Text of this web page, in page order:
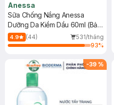
Anessa
Sữa Chống Nắng Anessa
Dưỡng Da Kiềm Dầu 60ml (Bản
Mới)
4.9 (44)
531/tháng
93%
-39 %